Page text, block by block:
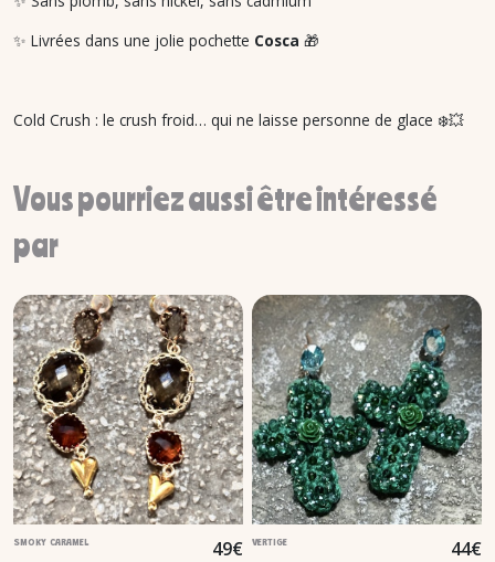
✨ Livrées dans une jolie pochette Cosca 🎁
Cold Crush : le crush froid… qui ne laisse personne de glace ❄️💥
Vous pourriez aussi être intéressé
par
SMOKY CARAMEL 49€ VERTIGE 44€